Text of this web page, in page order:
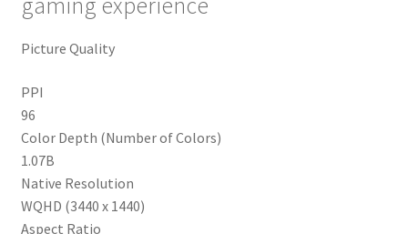
gaming experience
Picture Quality
PPI
96
Color Depth (Number of Colors)
1.07B
Native Resolution
WQHD (3440 x 1440)
Aspect Ratio